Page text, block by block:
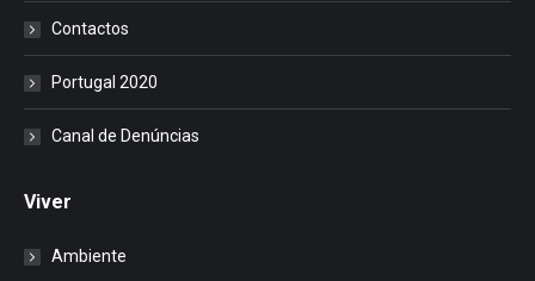
Contactos
Portugal 2020
Canal de Denúncias
Viver
Ambiente